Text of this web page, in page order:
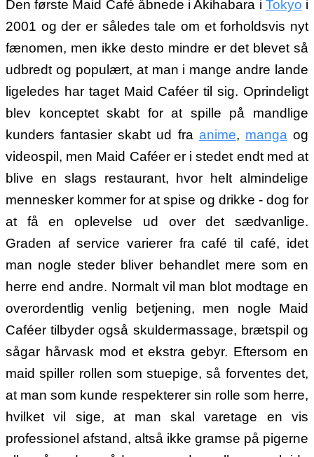
Den første Maid Café åbnede i Akihabara i Tokyo i
2001 og der er således tale om et forholdsvis nyt
fænomen, men ikke desto mindre er det blevet så
udbredt og populært, at man i mange andre lande
ligeledes har taget Maid Caféer til sig. Oprindeligt
blev konceptet skabt for at spille på mandlige
kunders fantasier skabt ud fra anime, manga og
videospil, men Maid Caféer er i stedet endt med at
blive en slags restaurant, hvor helt almindelige
mennesker kommer for at spise og drikke - dog for
at få en oplevelse ud over det sædvanlige.
Graden af service varierer fra café til café, idet
man nogle steder bliver behandlet mere som en
herre end andre. Normalt vil man blot modtage en
overordentlig venlig betjening, men nogle Maid
Caféer tilbyder også skuldermassage, brætspil og
sågar hårvask mod et ekstra gebyr. Eftersom en
maid spiller rollen som stuepige, så forventes det,
at man som kunde respekterer sin rolle som herre,
hvilket vil sige, at man skal varetage en vis
professionel afstand, altså ikke gramse på pigerne